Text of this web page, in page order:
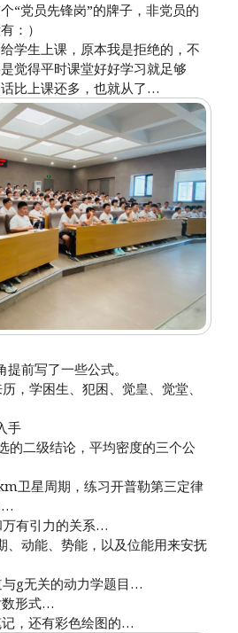
“党员先锋岗”的牌子，非党员的
：）
学生上课，原本我是拒绝的，不
觉得平时课堂好好学习就足够
比上课还多，也就从了…
前写了一些公式。
，学困生、犯困、觉皇、觉堂、
手
的二级结论，平均密度的三个公
卫星周期，练习开普勒第三定律
…
有引力的关系…
、动能、势能，以及位能用来安抚
g无关的动力学题目…
数形式…
，还有彩色绘图的…